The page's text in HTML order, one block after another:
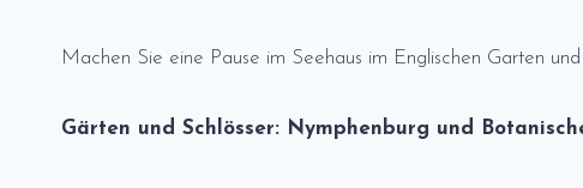
Machen Sie eine Pause im Seehaus im Englischen Garten
Gärten und Schlösser: Nymphenburg und